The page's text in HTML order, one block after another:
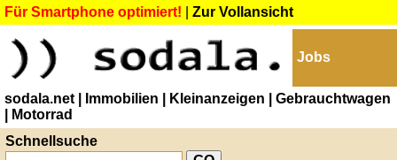
Für Smartphone optimiert! Zur Vollansicht
Jobs
sodala.net | Immobilien | Kleinanzeigen
| Gebrauchtwagen
| Motorrad
Schnellsuche